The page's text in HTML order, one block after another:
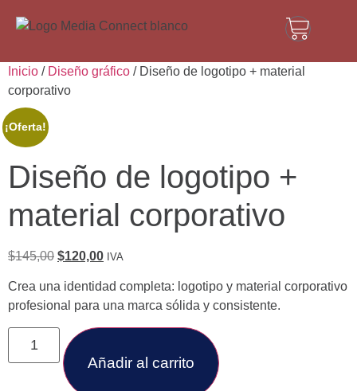
Inicio / Diseño gráfico / Diseño de logotipo + material
corporativo
¡Oferta!
Diseño de logotipo +
material corporativo
$145,00 $120,00 IVA
Crea una identidad completa: logotipo y material corporativo
profesional para una marca sólida y consistente.
Añadir al carrito